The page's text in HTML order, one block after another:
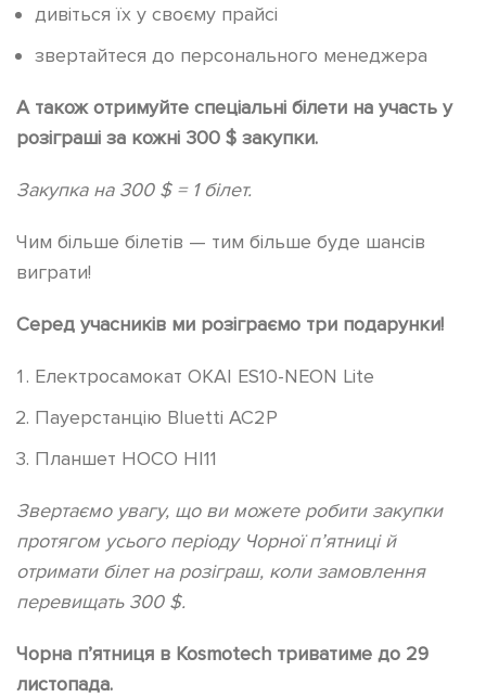
дивіться їх у своєму прайсі
звертайтеся до персонального менеджера
А також отримуйте спеціальні білети на участь у
розіграші за кожні 300 $ закупки.
Закупка на 300 $ = 1 білет.
Чим більше білетів — тим більше буде шансів
виграти!
Серед учасників ми розіграємо три подарунки!
Електросамокат OKAI ES10-NEON Lite
Пауерстанцію Bluetti AC2P
Планшет HOCO HI11
Звертаємо увагу, що ви можете робити закупки
протягом усього періоду Чорної п’ятниці й
отримати білет на розіграш, коли замовлення
перевищать 300 $.
Чорна п’ятниця в Kosmotech триватиме до 29
листопада.